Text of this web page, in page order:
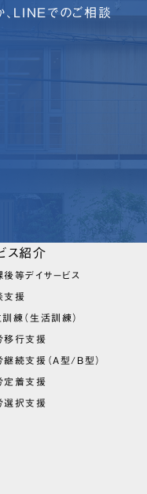
、LINEでのご相談
ス紹介
後等デイサービス
支援
訓練（生活訓練）
移行支援
継続支援（A型/B型）
定着支援
選択支援